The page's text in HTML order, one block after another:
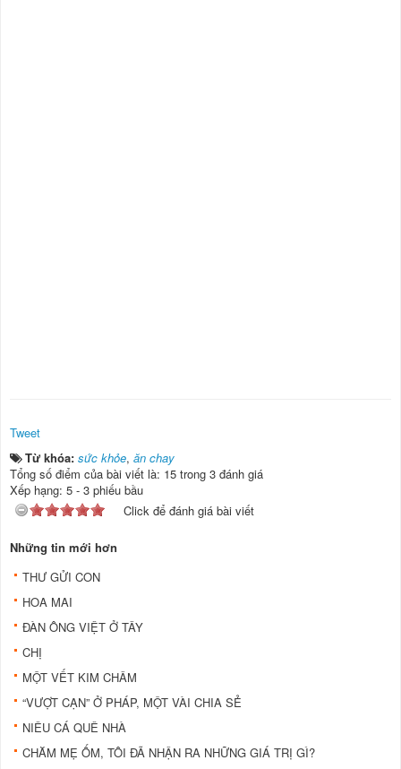
Tweet
Từ khóa: sức khỏe, ăn chay
Tổng số điểm của bài viết là: 15 trong 3 đánh giá
Xếp hạng: 5 - 3 phiếu bầu
Click để đánh giá bài viết
Những tin mới hơn
THƯ GỬI CON
HOA MAI
ĐÀN ÔNG VIỆT Ở TÂY
CHỊ
MỘT VẾT KIM CHÂM
“VƯỢT CẠN” Ở PHÁP, MỘT VÀI CHIA SẺ
NIÊU CÁ QUÊ NHÀ
CHĂM MẸ ỐM, TÔI ĐÃ NHẬN RA NHỮNG GIÁ TRỊ GÌ?